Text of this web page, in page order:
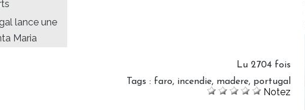
lance une
Maria
Lu 2704 fois
Tags : faro, incendie, madere, portugal
Notez